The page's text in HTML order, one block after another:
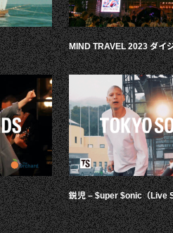
MIND TRAVEL 2023 ダイ
鋭児 – $uper $onic（Live